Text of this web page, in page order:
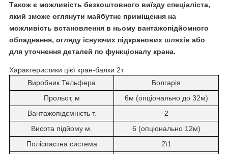
Також є можливість безкоштовного виїзду спеціаліста,
який зможе оглянути майбутнє приміщення на
можливість встановлення в ньому вантажопідйомного
обладнання, огляду існуючих підкранових шляхів або
для уточнення деталей по функціоналу крана.
Характеристики цієї кран-балки 2т
Виробник Тельфера
Болгарія
Прольот, м
6м (опціонально до 32м)
Вантажопідємність т.
2
Висота підйому м.
6 (опціонально 12м)
Поліспастна система
2\1